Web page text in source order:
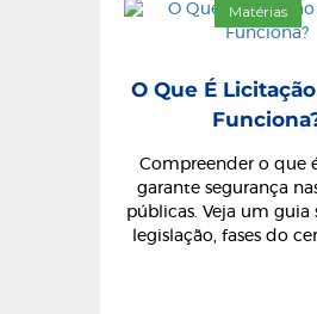
Matérias
O Que É
Compreender o que
garante segurança
públicas. Veja um guia
legislação, fases do